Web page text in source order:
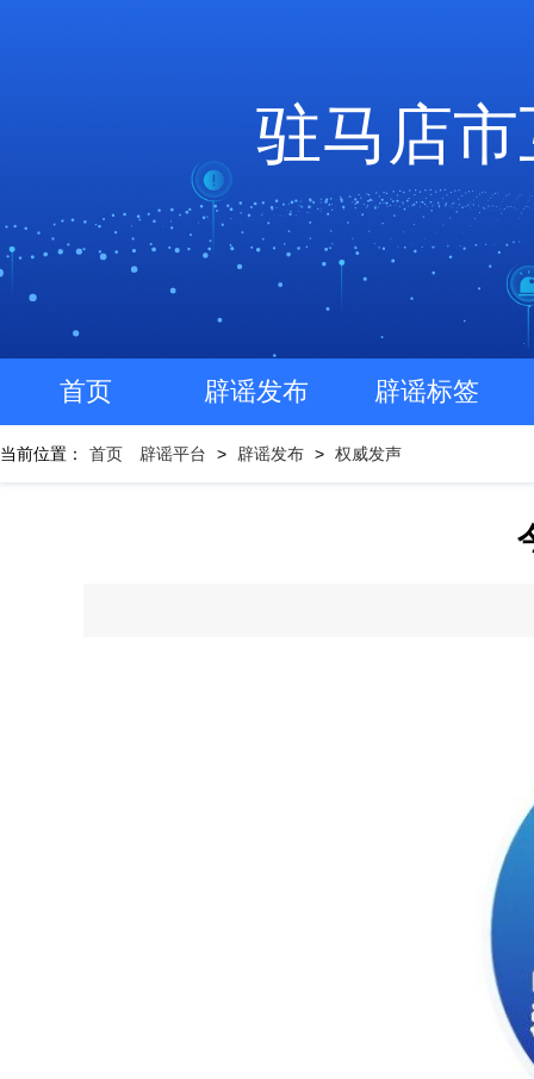
驻马店
首页 辟谣发布 辟谣标签
当前位置： 首页 辟谣平台 > 辟谣发布 > 权威发声